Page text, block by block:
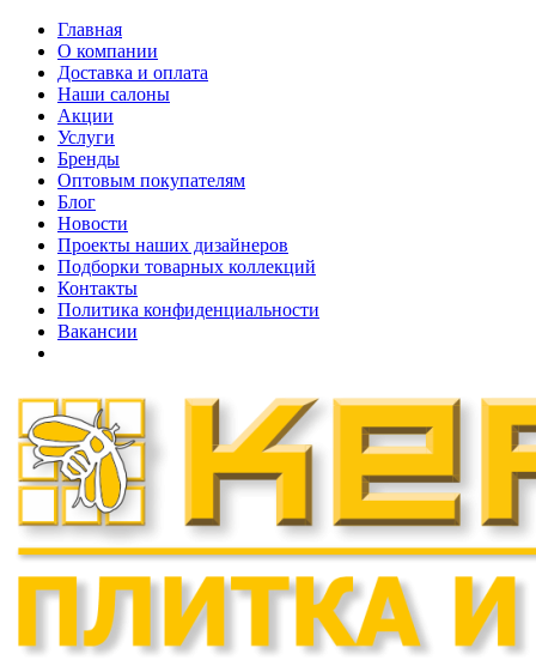
Главная
О компании
Доставка и оплата
Наши cалоны
Акции
Услуги
Бренды
Оптовым покупателям
Блог
Новости
Проекты наших дизайнеров
Подборки товарных коллекций
Контакты
Политика конфиденциальности
Вакансии